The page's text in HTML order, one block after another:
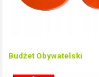
Budżet Obywatelski